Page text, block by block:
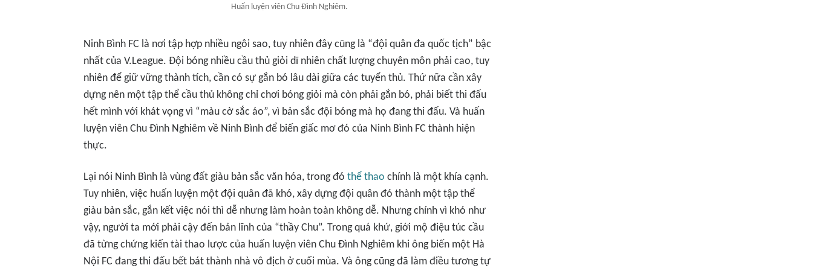
Huấn luyện viên Chu Đình Nghiêm.
Ninh Bình FC là nơi tập hợp nhiều ngôi sao, tuy nhiên đây cũng là “đội quân đa quốc tịch” bậc
nhất của V.League. Đội bóng nhiều cầu thủ giỏi dĩ nhiên chất lượng chuyên môn phải cao, tuy
nhiên để giữ vững thành tích, cần có sự gắn bó lâu dài giữa các tuyển thủ. Thứ nữa cần xây
dựng nên một tập thể cầu thủ không chỉ chơi bóng giỏi mà còn phải gắn bó, phải biết thi đấu
hết mình với khát vọng vì “màu cờ sắc áo”, vì bản sắc đội bóng mà họ đang thi đấu. Và huấn
luyện viên Chu Đình Nghiêm về Ninh Bình để biến giấc mơ đó của Ninh Bình FC thành hiện
thực.
Lại nói Ninh Bình là vùng đất giàu bản sắc văn hóa, trong đó thể thao chính là một khía cạnh.
Tuy nhiên, việc huấn luyện một đội quân đã khó, xây dựng đội quân đó thành một tập thể
giàu bản sắc, gắn kết việc nói thì dễ nhưng làm hoàn toàn không dễ. Nhưng chính vì khó như
vậy, người ta mới phải cậy đến bản lĩnh của “thầy Chu”. Trong quá khứ, giới mộ điệu túc cầu
đã từng chứng kiến tài thao lược của huấn luyện viên Chu Đình Nghiêm khi ông biến một Hà
Nội FC đang thi đấu bết bát thành nhà vô địch ở cuối mùa. Và ông cũng đã làm điều tương tự